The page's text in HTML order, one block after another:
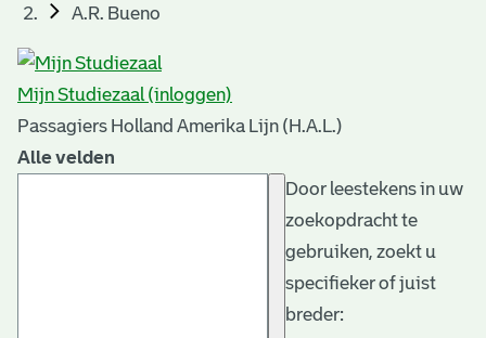
A.R. Bueno
Mijn Studiezaal (inloggen)
Passagiers Holland Amerika Lijn (H.A.L.)
Alle velden
Door leestekens in uw
zoekopdracht te
gebruiken, zoekt u
specifieker of juist
breder: